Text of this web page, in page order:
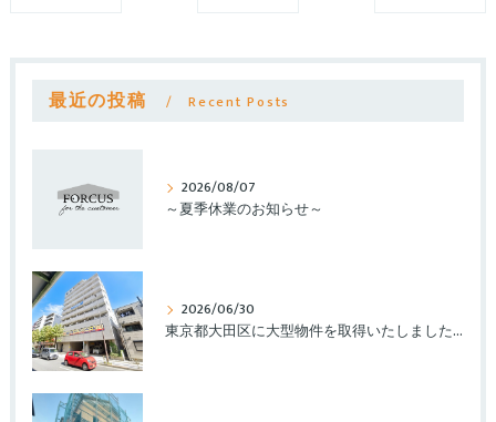
最近の投稿 Recent Posts
2026/08/07
～夏季休業のお知らせ～
2026/06/30
東京都大田区に大型物件を取得いたしました。